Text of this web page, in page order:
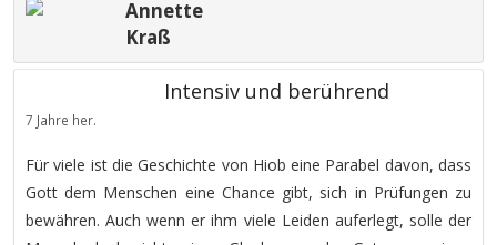
Annette
Kraß
Intensiv und berührend
7 Jahre her.
Für viele ist die Geschichte von Hiob eine Parabel davon, dass
Gott dem Menschen eine Chance gibt, sich in Prüfungen zu
bewähren. Auch wenn er ihm viele Leiden auferlegt, solle der